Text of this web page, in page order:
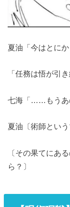
夏油「今はとにか
「任務は悟が引き
七海「……もうあ
夏油〔術師という
〔その果てにあ
ら？〕